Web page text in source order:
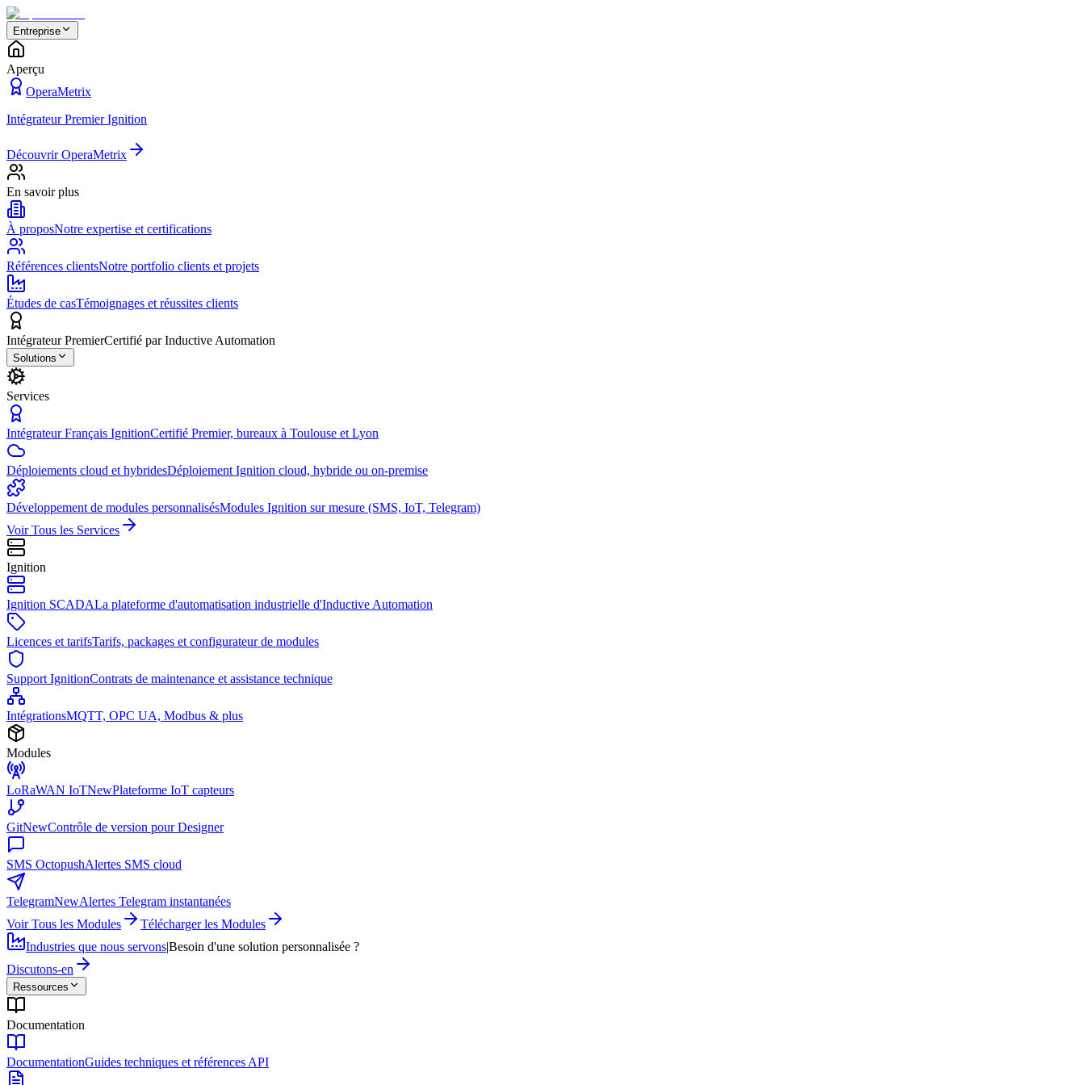
Entreprise
Aperçu
OperaMetrix
Intégrateur Premier Ignition
Découvrir OperaMetrix
En savoir plus
À proposNotre expertise et certifications
Références clientsNotre portfolio clients et projets
Études de casTémoignages et réussites clients
Intégrateur PremierCertifié par Inductive Automation
Solutions
Services
Intégrateur Français IgnitionCertifié Premier, bureaux à Toulouse et Lyon
Déploiements cloud et hybridesDéploiement Ignition cloud, hybride ou on-premise
Développement de modules personnalisésModules Ignition sur mesure (SMS, IoT, Telegram)
Voir Tous les Services
Ignition
Ignition SCADALa plateforme d'automatisation industrielle d'Inductive Automation
Licences et tarifsTarifs, packages et configurateur de modules
Support IgnitionContrats de maintenance et assistance technique
IntégrationsMQTT, OPC UA, Modbus & plus
Modules
LoRaWAN IoTNewPlateforme IoT capteurs
GitNewContrôle de version pour Designer
SMS OctopushAlertes SMS cloud
TelegramNewAlertes Telegram instantanées
Voir Tous les Modules
Télécharger les Modules
Industries que nous servons|Besoin d'une solution personnalisée ?
Discutons-en
Ressources
Documentation
DocumentationGuides techniques et références API